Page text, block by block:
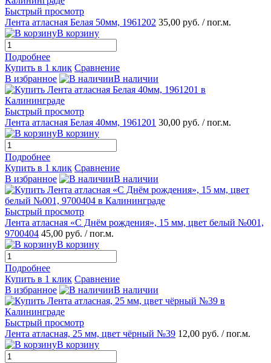
Быстрый просмотр
Лента атласная Белая 50мм, 1961202 35,00 руб. / пог.м.
В корзину
Подробнее
Купить в 1 клик Сравнение
В избранное
В наличии
Быстрый просмотр
Лента атласная Белая 40мм, 1961201 30,00 руб. / пог.м.
В корзину
Подробнее
Купить в 1 клик Сравнение
В избранное
В наличии
Быстрый просмотр
Лента атласная «С Днём рождения», 15 мм, цвет белый №001,
9700404 45,00 руб. / пог.м.
В корзину
Подробнее
Купить в 1 клик Сравнение
В избранное
В наличии
Быстрый просмотр
Лента атласная, 25 мм, цвет чёрный №39 12,00 руб. / пог.м.
В корзину